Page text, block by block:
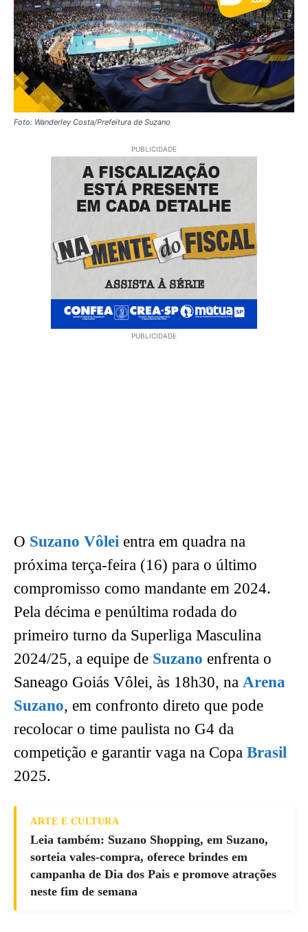
Foto: Wanderley Costa/Prefeitura de Suzano
PUBLICIDADE
PUBLICIDADE
O Suzano Vôlei entra em quadra na
próxima terça-feira (16) para o último
compromisso como mandante em 2024.
Pela décima e penúltima rodada do
primeiro turno da Superliga Masculina
2024/25, a equipe de Suzano enfrenta o
Saneago Goiás Vôlei, às 18h30, na Arena
Suzano, em confronto direto que pode
recolocar o time paulista no G4 da
competição e garantir vaga na Copa Brasil
2025.
ARTE E CULTURA
Leia também: Suzano Shopping, em Suzano,
sorteia vales-compra, oferece brindes em
campanha de Dia dos Pais e promove atrações
neste fim de semana